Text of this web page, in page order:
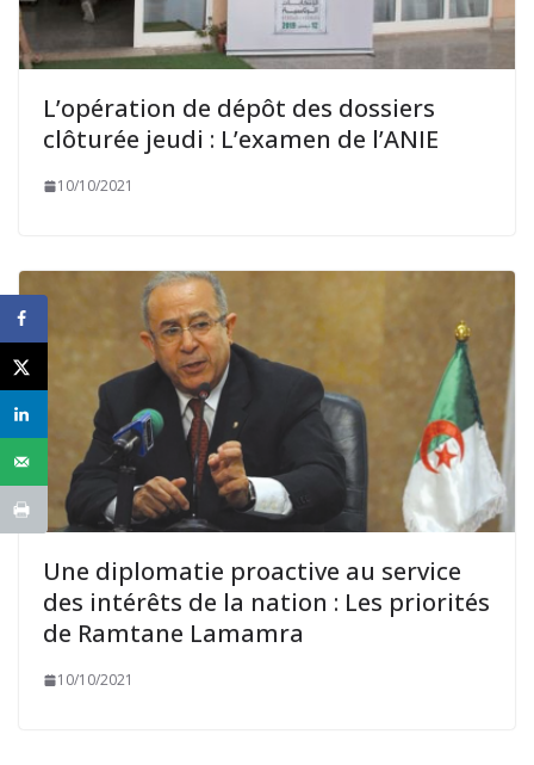
L’opération de dépôt des dossiers
clôturée jeudi : L’examen de l’ANIE
10/10/2021
Une diplomatie proactive au service
des intérêts de la nation : Les priorités
de Ramtane Lamamra
10/10/2021